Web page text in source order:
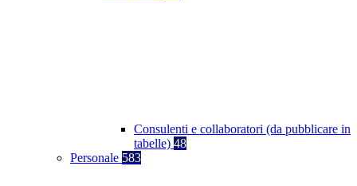
Consulenti e collaboratori (da pubblicare in
tabelle) 48
Personale 583